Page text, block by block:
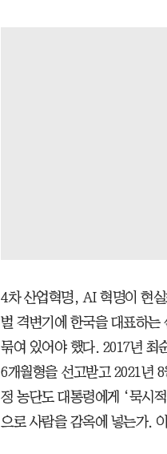
4차 산업혁명, AI 혁명이 현
벌 격변기에 한국을 대표하는
묶여 있어야 했다. 2017년 최
6개월형을 선고받고 2021년
정 농단도 대통령에게 ‘묵시
으로 사람을 감옥에 넣는가.